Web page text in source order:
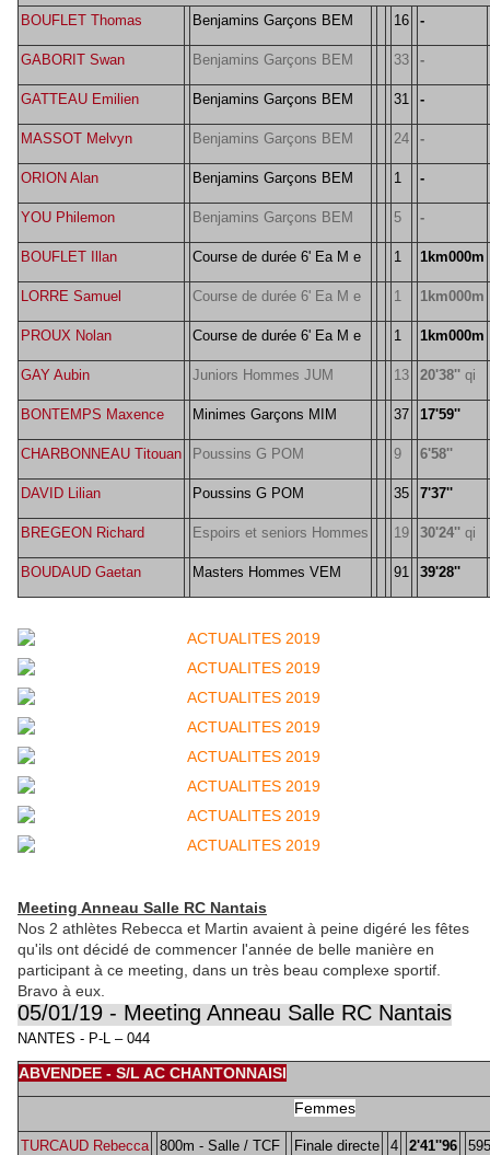
BOUFLET Thomas Benjamins Garçons BEM 16 -
GABORIT Swan Benjamins Garçons BEM 33 -
GATTEAU Emilien Benjamins Garçons BEM 31 -
MASSOT Melvyn Benjamins Garçons BEM 24 -
ORION Alan Benjamins Garçons BEM 1 -
YOU Philemon Benjamins Garçons BEM 5 -
BOUFLET Illan Course de durée 6' Ea M e 1 1km000m
LORRE Samuel Course de durée 6' Ea M e 1 1km000m
PROUX Nolan Course de durée 6' Ea M e 1 1km000m
GAY Aubin Juniors Hommes JUM 13 20'38'' qi
BONTEMPS Maxence Minimes Garçons MIM 37 17'59''
CHARBONNEAU Titouan Poussins G POM 9 6'58''
DAVID Lilian Poussins G POM 35 7'37''
BREGEON Richard Espoirs et seniors Hommes 19 30'24'' qi
BOUDAUD Gaetan Masters Hommes VEM 91 39'28''
Meeting Anneau Salle RC Nantais
Nos 2 athlètes Rebecca et Martin avaient à peine digéré les fêtes
qu'ils ont décidé de commencer l'année de belle manière en
participant à ce meeting, dans un très beau complexe sportif.
Bravo à eux.
05/01/19 - Meeting Anneau Salle RC Nantais
NANTES - P-L – 044
ABVENDEE - S/L AC CHANTONNAISI
Femmes
TURCAUD Rebecca 800m - Salle / TCF Finale directe 4 2'41''96 595